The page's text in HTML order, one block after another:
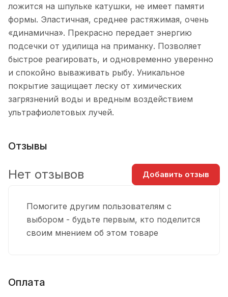
ложится на шпульке катушки, не имеет памяти
формы. Эластичная, среднее растяжимая, очень
«динамична». Прекрасно передает энергию
подсечки от удилища на приманку. Позволяет
быстрое реагировать, и одновременно уверенно
и спокойно вываживать рыбу. Уникальное
покрытие защищает леску от химических
загрязнений воды и вредным воздействием
ультрафиолетовых лучей.
Отзывы
Помогите другим пользователям с
выбором - будьте первым, кто поделится
своим мнением об этом товаре
Нет отзывов Добавить отзыв
Оплата